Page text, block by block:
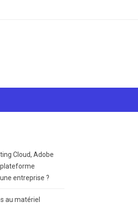
Cloud, Adobe
entreprise ?
au matériel